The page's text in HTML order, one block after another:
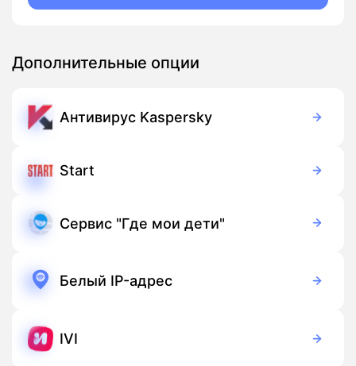
Дополнительные опции
Антивирус Kaspersky
Start
Сервис "Где мои дети"
Белый IP-адрес
IVI